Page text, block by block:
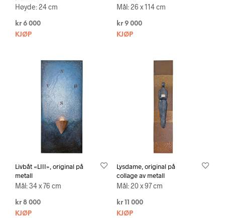
Høyde: 24 cm
kr 6 000
KJØP
Mål: 26 x 114 cm
kr9 000
KJØP
Livbåt «LIII», original på
metall
Mål: 34 x 76 cm
kr 8 000
KJØP
Lysdame, original på
collage av metall
Mål: 20 x 97 cm
kr11 000
KJØP